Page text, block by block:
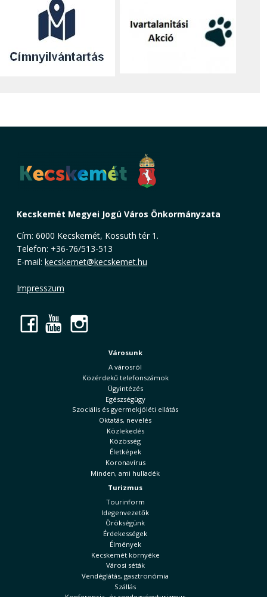
Kecskemét Megyei Jogú Város Önkormányzata
Cím: 6000 Kecskemét, Kossuth tér 1.
Telefon: +36-76/513-513
E-mail: kecskemet@kecskemet.hu
Impresszum
Facebook
YouTube
Városunk
A városról
Közérdekű telefonszámok
Ügyintézés
Egészségügy
Szociális és gyermekjóléti ellátás
Oktatás, nevelés
Közlekedés
Közösség
Életképek
Koronavírus
Minden, ami hulladék
Turizmus
Tourinform
Idegenvezetők
Örökségünk
Érdekességek
Élmények
Kecskemét környéke
Városi séták
Vendéglátás, gasztronómia
Szállás